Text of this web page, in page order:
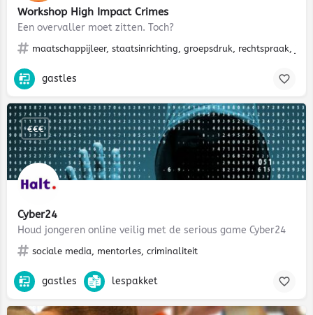
Workshop High Impact Crimes
Een overvaller moet zitten. Toch?
maatschappijleer, staatsinrichting, groepsdruk, rechtspraak,
gastles
Cyber24
Houd jongeren online veilig met de serious game Cyber24
sociale media, mentorles, criminaliteit
€€€
gastles lespakket